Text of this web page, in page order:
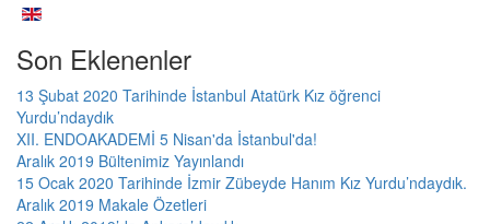
Son Eklenenler
13 Şubat 2020 Tarihinde İstanbul Atatürk Kız öğrenci
Yurdu’ndaydık
XII. ENDOAKADEMİ 5 Nisan'da İstanbul'da!
Aralık 2019 Bültenimiz Yayınlandı
15 Ocak 2020 Tarihinde İzmir Zübeyde Hanım Kız Yurdu’ndaydık.
Aralık 2019 Makale Özetleri